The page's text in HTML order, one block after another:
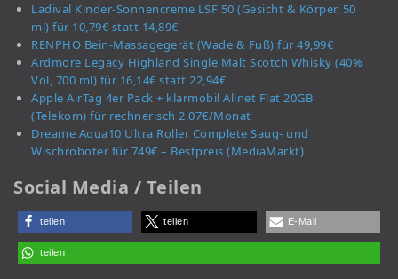
Ladival Kinder-Sonnencreme LSF 50 (Gesicht & Körper, 50
ml) für 10,79€ statt 14,89€
RENPHO Bein-Massagegerät (Wade & Fuß) für 49,99€
Ardmore Legacy Highland Single Malt Scotch Whisky (40%
Vol, 700 ml) für 16,14€ statt 22,94€
Apple AirTag 4er Pack + klarmobil Allnet Flat 20GB
(Telekom) für rechnerisch 2,07€/Monat
Dreame Aqua10 Ultra Roller Complete Saug- und
Wischroboter für 749€ – Bestpreis (MediaMarkt)
Social Media / Teilen
teilen teilen E-Mail
teilen